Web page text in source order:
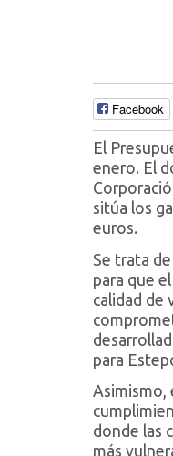
Facebook
El
enero. El
sitúa los
euros.
Se trata
para que
calidad de
para
Asimismo,
donde las
más